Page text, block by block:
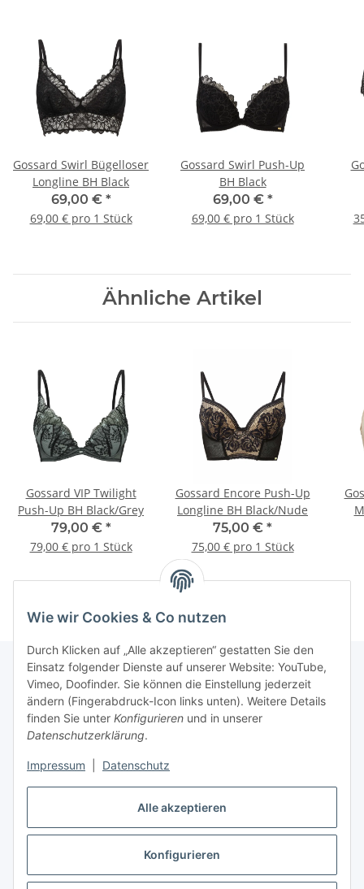
Alle akzeptieren
Konfigurieren
Wie wir Cookies & Co nutzen
Durch Klicken auf „Alle akzeptieren“ gestatten Sie den
Einsatz folgender Dienste auf unserer Website: YouTube,
Vimeo, Doofinder. Sie können die Einstellung jederzeit
ändern (Fingerabdruck-Icon links unten). Weitere Details
finden Sie unter Konfigurieren und in unserer
Datenschutzerklärung.
Impressum Datenschutz
Gossard Swirl Bügelloser
Longline BH Black
69,00 € *
69,00 € pro 1 Stück
Gossard Swirl Push-Up
BH Black
69,00 € *
69,00 € pro 1 Stück
Ähnliche Artikel
Gossard VIP Twilight
Push-Up BH Black/Grey
79,00 € *
79,00 € pro 1 Stück
Gossard Encore Push-Up
Longline BH Black/Nude
75,00 € *
75,00 € pro 1 Stück
Informationen
Gesetzliche Informationen
Vertrag widerrufen